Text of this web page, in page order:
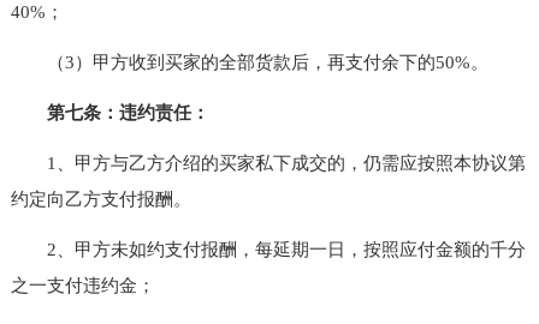
40%；
（3）甲方收到买家的全部货款后，再支付余下的50%。
第七条：违约责任：
1、甲方与乙方介绍的买家私下成交的，仍需应按照本协议第
约定向乙方支付报酬。
2、甲方未如约支付报酬，每延期一日，按照应付金额的千分
之一支付违约金；